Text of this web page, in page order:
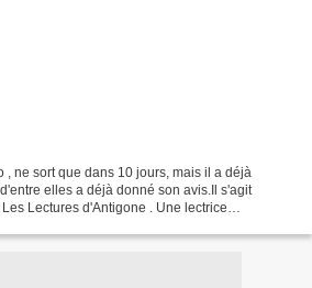
, ne sort que dans 10 jours, mais il a déjà
elles a déjà donné son avis.Il s'agit
Lectures d'Antigone . Une lectrice